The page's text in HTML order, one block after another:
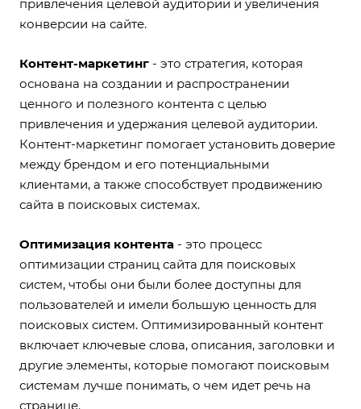
привлечения целевой аудитории и увеличения
конверсии на сайте.
Контент-маркетинг - это стратегия, которая
основана на создании и распространении
ценного и полезного контента с целью
привлечения и удержания целевой аудитории.
Контент-маркетинг помогает установить доверие
между брендом и его потенциальными
клиентами, а также способствует продвижению
сайта в поисковых системах.
Оптимизация контента - это процесс
оптимизации страниц сайта для поисковых
систем, чтобы они были более доступны для
пользователей и имели большую ценность для
поисковых систем. Оптимизированный контент
включает ключевые слова, описания, заголовки и
другие элементы, которые помогают поисковым
системам лучше понимать, о чем идет речь на
странице.